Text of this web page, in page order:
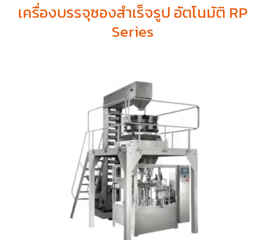
เครื่องบรรจุซองสำเร็จรูป อัตโนมัติ RP
Series